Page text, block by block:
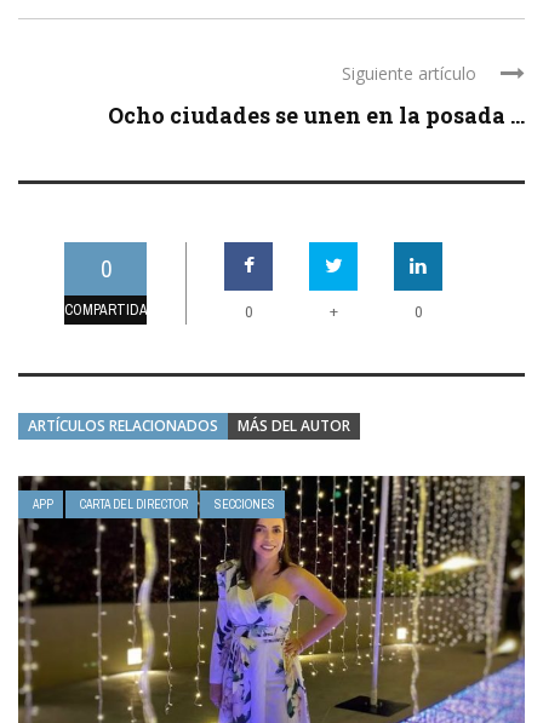
Siguiente artículo
Ocho ciudades se unen en la posada ...
0
COMPARTIDAS 0 + 0
ARTÍCULOS RELACIONADOS MÁS DEL AUTOR
APP CARTA DEL DIRECTOR SECCIONES